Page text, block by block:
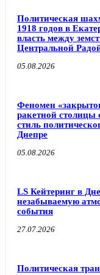
Политическая
1918 годов в
власть между
Центральной
05.08.2026
Феномен
ракетной столицы
стиль
Днепре
05.08.2026
LS Кейтеринг в
незабываемую
события
27.07.2026
Политическая